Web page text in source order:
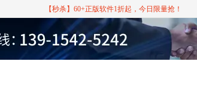
【秒杀】60+正版软件1折起，今日限量抢！